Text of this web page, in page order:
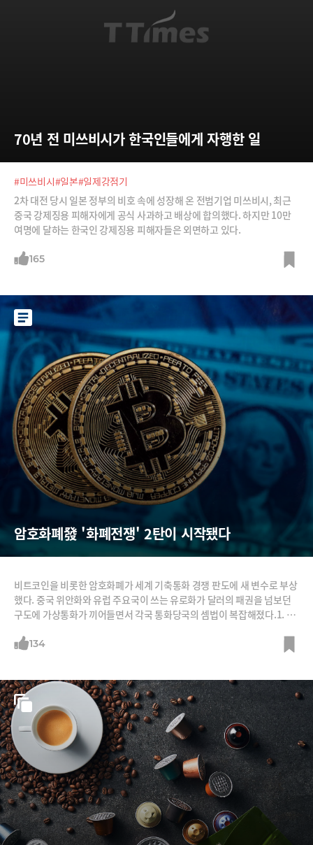
70년 전 미쓰비시가 한국인들에게 자행한 일
#미쓰비시#일본#일제강점기
2차 대전 당시 일본 정부의 비호 속에 성장해 온 전범기업 미쓰비시, 최근
중국 강제징용 피해자에게 공식 사과하고 배상에 합의했다. 하지만 10만
여명에 달하는 한국인 강제징용 피해자들은 외면하고 있다.
165
암호화폐發 '화폐전쟁' 2탄이 시작됐다
비트코인을 비롯한 암호화폐가 세계 기축통화 경쟁 판도에 새 변수로 부상
했다. 중국 위안화와 유럽 주요국이 쓰는 유로화가 달러의 패권을 넘보던
구도에 가상통화가 끼어들면서 각국 통화당국의 셈법이 복잡해졌다.1. 암
화 위상을 둘러싼 '화폐전쟁'은 패권을 쥐고 있던 달러와 이에 도전한 위안,
번째 구성통화가
134